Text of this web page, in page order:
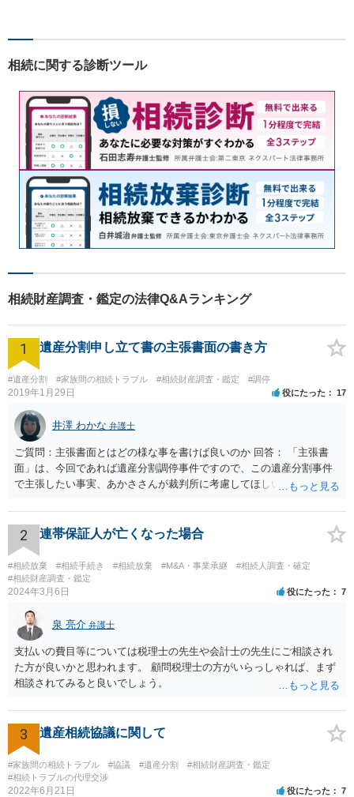
い！
相続に関する診断ツール
相続財産調査・鑑定の法律Q&Aランキング
1 遺産分割申し立て書の主張書面の書き方
#遺産分割 #家族間の相続トラブル #相続財産調査・鑑定 #調停
2019年1月29日 役にたった 17
井澤 わかな 弁護士
ご質問：主張書面とはどの様な事を書けば良いのか 回答： 「主張書
面」は、今回であれば遺産分割調停事件ですので、この遺産分割事件
で主張したい事実、あかささんが裁判所に考慮してほしいと思う、亡
ります。 もし、主張したい事実や考慮してほしい事情に関連して
資料を持っているようであれば、主張書面とは別で提出できます。も
し、お姉さんに見られたくないような資料がある場合、「非開示の希
望に関する申出書」と共に提出することも考えられます。 ご質問：書
いた方が良い事と書かない方が良い事 回答： お姉さんが申立書の「申
立ての趣旨」のところに書いている遺産の分け方に対して意見があれ
ば、まずそれを書くとよいです。 次に「申立ての理由」のところに、
なぜ調停を申し立てたのか(例えば、あかささんと話合いが出来ない／
決裂した、など)や亡くなった方・あかささん・お姉さん間の事情やい
きさつなどが書かれていると思うので、あかささんから見てそれは違
うと感じるところは、どのように違うのか、など書くとよいです。 そ
の他、お姉さんの申立書には書かれていないけど、どのように遺産を
った等)、それも書くとよいです。 書かない方が良いと思うことは、遺
産分割に関係ない(と思われる)いきさつを沢山盛り込むことだと考えま
す(あくまで遺産分割に関係することに留める方が、裁判所や調停委員
の方に事情を理解してもらいやすいと思います)。
2 連帯保証人が亡くなった場合
#相続放棄 #相続手続き #相続放棄 #M&A・事業承継
#相続人調査・確定
#相続財産調査・鑑定
2024年3月6日 役にたった 7
泉 亮介 弁護士
支払いの費目等については税理士の先生や会計士の先生にご相談され
た方が良いかと思われます。 顧問税理士の方がいらっしゃれば、まず
相談されてみると良いでしょう。
3 遺産相続協議に関して
#家族間の相続トラブル #協議 #遺産分割
#相続財産調査・鑑定
#相続トラブルの代理交渉
2022年6月21日 役にたった 7